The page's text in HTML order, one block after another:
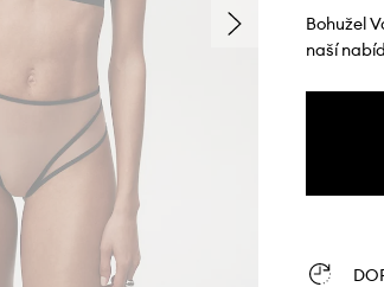
Bohužel
naší